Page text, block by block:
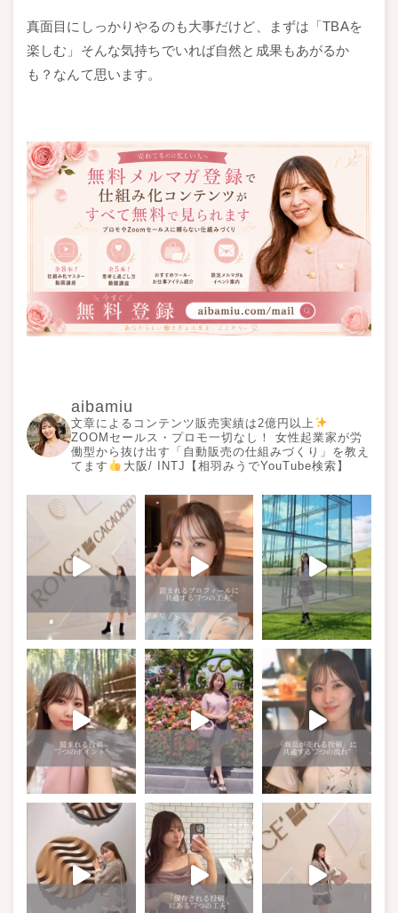
真面目にしっかりやるのも大事だけど、まずは「TBAを
楽しむ」そんな気持ちでいれば自然と成果もあがるか
も？なんて思います。
aibamiu
文章によるコンテンツ販売実績は2億円以上
ZOOMセールス・プロモ一切なし！ 女性起業家が労
働型から抜け出す「自動販売の仕組みづくり」を教え
てます
大阪/ INTJ【相羽みうでYouTube検索】